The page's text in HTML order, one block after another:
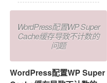
WordPress配置WP Super
Cache缓存导致不计数的
问题
WordPress配置WP Super